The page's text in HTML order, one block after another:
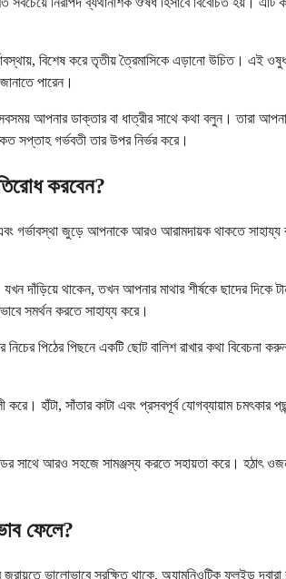
বিশেষ করে তৃতীয় ত্রৈমাসিকে এড়ানো উচিত।
পারেন।
আপনার ডাক্তার বা ধাত্রীর সাথে কথা বলুন। তারা
সপ্তাহ গর্ভবতী তার উপর নির্ভর করে।
করবেন?
গর্ভাবস্থা জুড়ে আপনাকে আরও আরামদায়ক থাকতে
দাঁড়িয়ে থাকেন, তখন আপনার মাথার শীর্ষকে ছাদের
সমর্থন করতে সাহায্য করে।
পিঠের পিছনে একটি ছোট বালিশ রাখার কথা
হাঁটা, সাঁতার কাটা এবং প্রসবপূর্ব যোগব্যায়াম চমৎকার
সাথে আরও সহজে সামঞ্জস্য করতে সহায়তা করে। হঠাৎ
ফেলে?
ভালোভাবে সুরক্ষিত থাকে, অ্যামনিওটিক ফ্লুইড